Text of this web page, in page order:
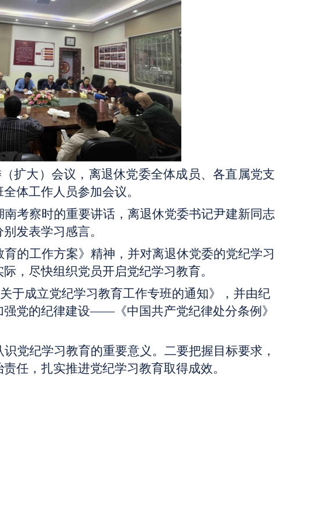
扩大）会议，离退休党委全体成员、各直属党支
体工作人员参加会议。
考察时的重要讲话，离退休党委书记尹建新同志
发表学习感言。
的工作方案》精神，并对离退休党委的党纪学习
，尽快组织党员开启党纪学习教育。
于成立党纪学习教育工作专班的通知》，并由纪
党的纪律建设——《中国共产党纪律处分条例》
党纪学习教育的重要意义。二要把握目标要求，
任，扎实推进党纪学习教育取得成效。